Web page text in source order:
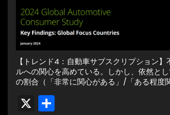
【トレンド4：自動車サブスクリプション
ルへの関心を高めている。しかし、依然と
の割合（「非常に関心がある」/「ある程度
X